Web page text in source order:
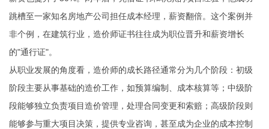
跳槽至一家知名房地产公司担任成本经理，薪资翻倍。这个案例并
非个例，在建筑行业，造价师证书往往成为职位晋升和薪资增长
的"通行证"。
从职业发展的角度看，造价师的成长路径通常分为几个阶段：初级
阶段主要从事基础的造价工作，如预算编制、成本核算等；中级阶
段能够独立负责项目造价管理，处理合同变更和索赔；高级阶段则
能够参与重大项目决策，提供专业咨询，甚至成为企业的成本控制